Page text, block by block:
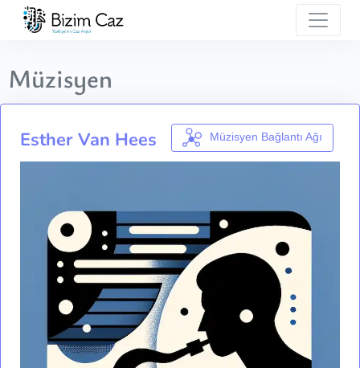
Müzisyen
Esther Van Hees Müzisyen Bağlantı Ağı